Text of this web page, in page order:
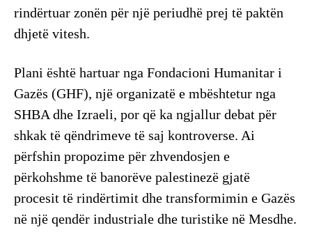
rindërtuar zonën për një periudhë prej të paktën
dhjetë vitesh.
Plani është hartuar nga Fondacioni Humanitar i
Gazës (GHF), një organizatë e mbështetur nga
SHBA dhe Izraeli, por që ka ngjallur debat për
shkak të qëndrimeve të saj kontroverse. Ai
përfshin propozime për zhvendosjen e
përkohshme të banorëve palestinezë gjatë
procesit të rindërtimit dhe transformimin e Gazës
në një qendër industriale dhe turistike në Mesdhe.